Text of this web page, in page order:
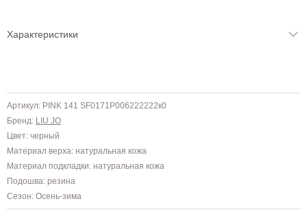
Характеристики
Артикул: PINK 141 SF0171P006222222к0
Бренд: LIU JO
Цвет: черный
Материал верха: натуральная кожа
Материал подкладки: натуральная кожа
Подошва: резина
Сезон: Осень-зима